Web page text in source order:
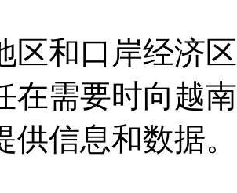
区和口岸经济
在需要时向越
供信息和数据。